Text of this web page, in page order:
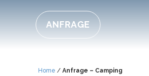
ANFRAGE
Home / Anfrage – Camping